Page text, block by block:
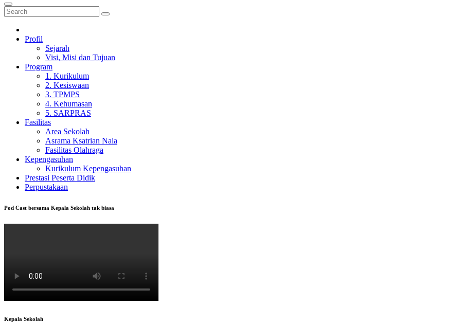
Profil
Sejarah
Visi, Misi dan Tujuan
Program
1. Kurikulum
2. Kesiswaan
3. TPMPS
4. Kehumasan
5. SARPRAS
Fasilitas
Area Sekolah
Asrama Ksatrian Nala
Fasilitas Olahraga
Kepengasuhan
Kurikulum Kepengasuhan
Prestasi Peserta Didik
Perpustakaan
Pod Cast bersama Kepala Sekolah tak biasa
Kepala Sekolah